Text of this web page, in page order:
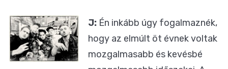
J: Én inkább úgy fogalmaznék,
hogy az elmúlt öt évnek voltak
mozgalmasabb és kevésbé